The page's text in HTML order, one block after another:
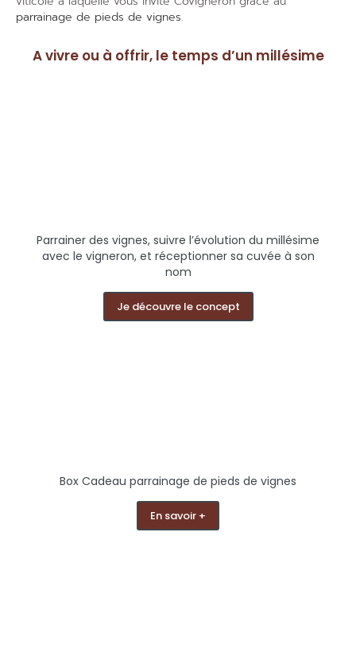
A vivre ou à offrir, le temps d’un millésime
Parrainer des vignes, suivre l’évolution du millésime
avec le vigneron, et réceptionner sa cuvée à son
nom
Je découvre le concept
Box Cadeau parrainage de pieds de vignes
En savoir +
parrainage de pieds de vignes.